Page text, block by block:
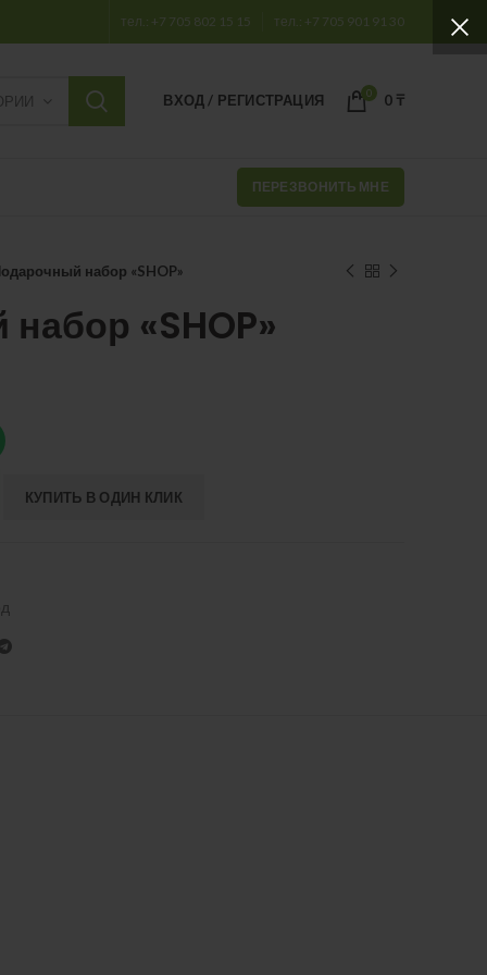
тел.: +7 705 802 15 15 тел.: +7 705 901 91 30
ВХОД / РЕГИСТРАЦИЯ 0 0 ₸
ПЕРЕЗВОНИТЬ МНЕ
набор «SHOP»
«SHOP»
КУПИТЬ В ОДИН КЛИК